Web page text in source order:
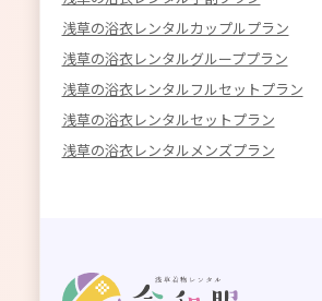
浅草の浴衣レンタルカップルプラン
浅草の浴衣レンタルグループプラン
浅草の浴衣レンタルフルセットプラン
浅草の浴衣レンタルセットプラン
浅草の浴衣レンタルメンズプラン